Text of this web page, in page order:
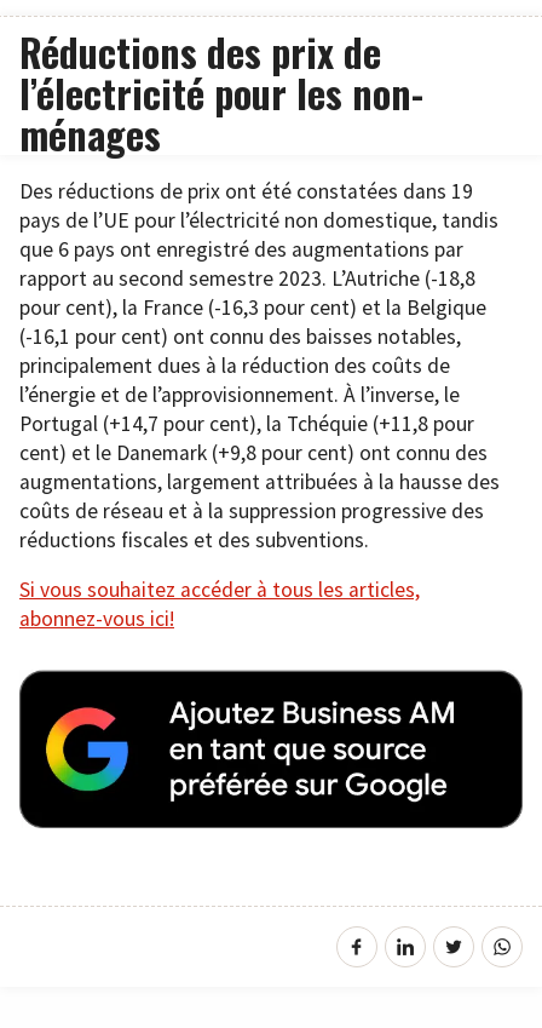
Réductions des prix de
l’électricité pour les non-
ménages
Des réductions de prix ont été constatées dans 19
pays de l’UE pour l’électricité non domestique, tandis
que 6 pays ont enregistré des augmentations par
rapport au second semestre 2023. L’Autriche (-18,8
pour cent), la France (-16,3 pour cent) et la Belgique
(-16,1 pour cent) ont connu des baisses notables,
principalement dues à la réduction des coûts de
l’énergie et de l’approvisionnement. À l’inverse, le
Portugal (+14,7 pour cent), la Tchéquie (+11,8 pour
cent) et le Danemark (+9,8 pour cent) ont connu des
augmentations, largement attribuées à la hausse des
coûts de réseau et à la suppression progressive des
réductions fiscales et des subventions.
Si vous souhaitez accéder à tous les articles,
abonnez-vous ici!